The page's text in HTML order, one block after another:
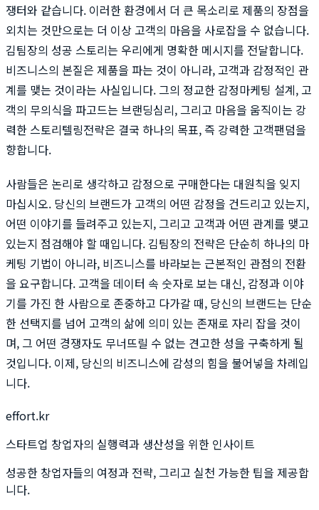
쟁터와 같습니다. 이러한 환경에서 더 큰 목소리로 제품의 장점을
외치는 것만으로는 더 이상 고객의 마음을 사로잡을 수 없습니다.
김팀장의 성공 스토리는 우리에게 명확한 메시지를 전달합니다.
비즈니스의 본질은 제품을 파는 것이 아니라, 고객과 감정적인 관
계를 맺는 것이라는 사실입니다. 그의 정교한 감정마케팅 설계, 고
객의 무의식을 파고드는 브랜딩심리, 그리고 마음을 움직이는 강
력한 스토리텔링전략은 결국 하나의 목표, 즉 강력한 고객팬덤을
향합니다.
사람들은 논리로 생각하고 감정으로 구매한다는 대원칙을 잊지
마십시오. 당신의 브랜드가 고객의 어떤 감정을 건드리고 있는지,
어떤 이야기를 들려주고 있는지, 그리고 고객과 어떤 관계를 맺고
있는지 점검해야 할 때입니다. 김팀장의 전략은 단순히 하나의 마
케팅 기법이 아니라, 비즈니스를 바라보는 근본적인 관점의 전환
을 요구합니다. 고객을 데이터 속 숫자로 보는 대신, 감정과 이야
기를 가진 한 사람으로 존중하고 다가갈 때, 당신의 브랜드는 단순
한 선택지를 넘어 고객의 삶에 의미 있는 존재로 자리 잡을 것이
며, 그 어떤 경쟁자도 무너뜨릴 수 없는 견고한 성을 구축하게 될
것입니다. 이제, 당신의 비즈니스에 감성의 힘을 불어넣을 차례입
니다.
effort.kr
스타트업 창업자의 실행력과 생산성을 위한 인사이트
성공한 창업자들의 여정과 전략, 그리고 실천 가능한 팁을 제공합
니다.